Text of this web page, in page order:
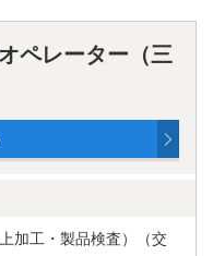
ペレーター（三
加工・製品検査）（交